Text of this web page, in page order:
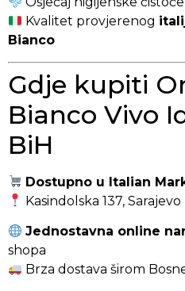
Kvalitet provjerenog
Bianco
Gdje kupiti
Bianco Vivo
BiH
Dostupno u Italian
Kasindolska 137, Sarajevo
Jednostavna online
shopa
Brza dostava širom